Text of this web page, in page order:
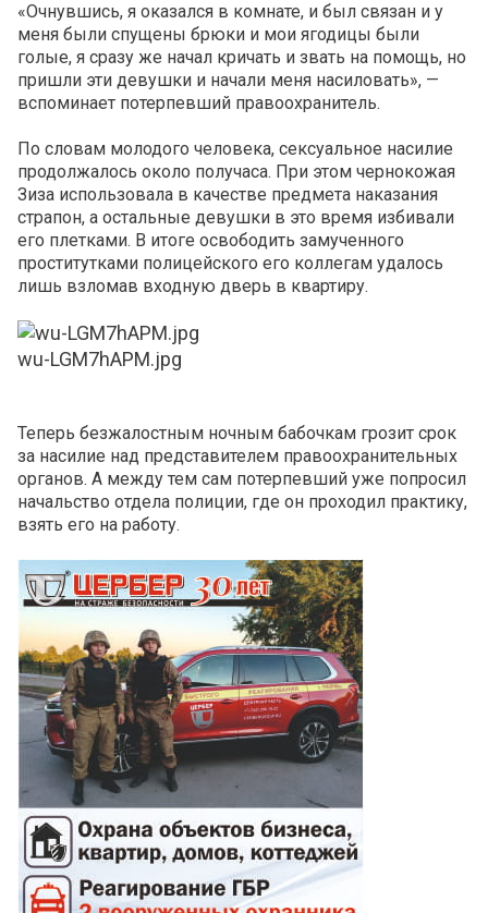
«Очнувшись, я оказался в комнате, и был связан и у
меня были спущены брюки и мои ягодицы были
голые, я сразу же начал кричать и звать на помощь, но
пришли эти девушки и начали меня насиловать», —
вспоминает потерпевший правоохранитель.
По словам молодого человека, сексуальное насилие
продолжалось около получаса. При этом чернокожая
Зиза использовала в качестве предмета наказания
страпон, а остальные девушки в это время избивали
его плетками. В итоге освободить замученного
проститутками полицейского его коллегам удалось
лишь взломав входную дверь в квартиру.
wu-LGM7hAPM.jpg
Теперь безжалостным ночным бабочкам грозит срок
за насилие над представителем правоохранительных
органов. А между тем сам потерпевший уже попросил
начальство отдела полиции, где он проходил практику,
взять его на работу.